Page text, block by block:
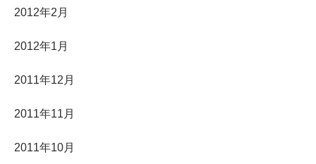
2012年2月
2012年1月
2011年12月
2011年11月
2011年10月